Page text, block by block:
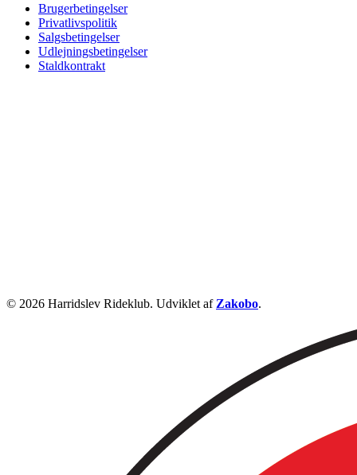
Brugerbetingelser
Privatlivspolitik
Salgsbetingelser
Udlejningsbetingelser
Staldkontrakt
© 2026 Harridslev Rideklub. Udviklet af Zakobo.